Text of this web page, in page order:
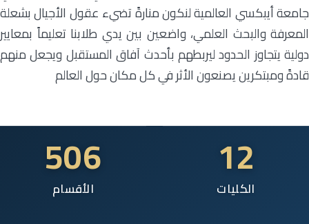
جامعة أيبكسي العالمية لنكون منارةً تضيء عقول الأجيال بشعلة
المعرفة والبحث العلمي، واضعين بين يدي طلابنا تعليماً بمعايير
دولية يتجاوز الحدود ليربطهم بأحدث آفاق المستقبل ويجعل منهم
قادةً ومبتكرين يصنعون الأثر في كل مكان حول العالم
12
الكليات
506
الأقسام